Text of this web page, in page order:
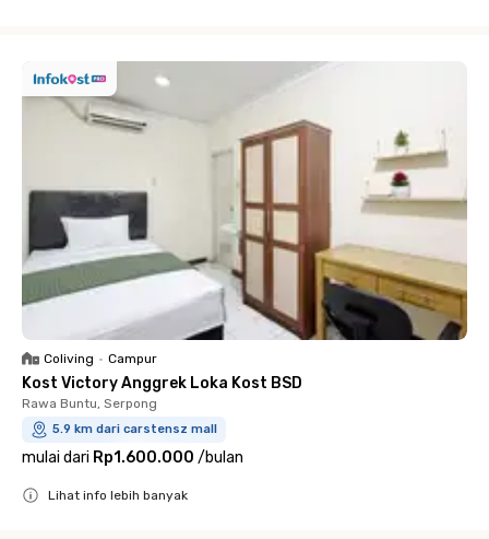
Coliving • Campur
Kost Victory Anggrek Loka Kost BSD
Rawa Buntu, Serpong
5.9 km dari carstensz mall
mulai dari Rp1.600.000 /bulan
Lihat info lebih banyak